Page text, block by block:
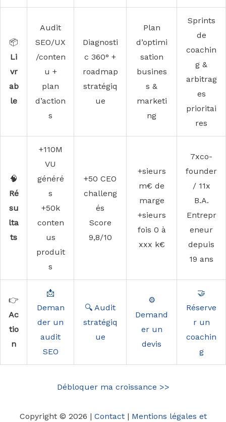
📦
Li
vr
ab
le
Audit
SEO/UX
/conten
u +
plan
d’action
s
Diagnosti
c 360° +
roadmap
stratégiq
ue
Plan
d’optimi
sation
busines
s &
marketi
ng
Sprints
de
coachin
g &
arbitrag
es
prioritai
res
🧠
Ré
su
lta
ts
+110M
VU
généré
s
+50k
conten
us
produit
s
+50 CEO
challeng
és
Score
9,8/10
+sieurs
m€ de
marge
+sieurs
fois 0 à
xxx k€
7xco-
founder
/ 11x
B.A.
Entrepr
eneur
depuis
19 ans
👉
Ac
tio
n
📩
Deman
der un
audit
SEO
🔍 Audit
stratégiq
ue
⚙️
Demand
er un
devis
🤝
Réserve
r un
coachin
g
Débloquer ma croissance >>
Copyright © 2026 | Contact| Mentions légales et